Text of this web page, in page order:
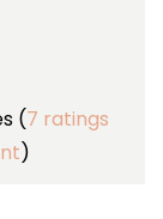
(7 ratings
)